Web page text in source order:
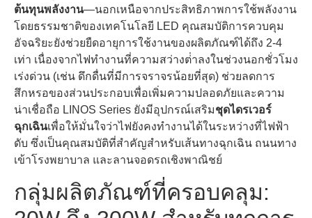
ต้นทุนพลังงาน—นอกเหนือจากประสิทธิภาพการใช้พลังงาน
โดยธรรมชาติของเทคโนโลยี LED คุณสมบัติการควบคุม
อัจฉริยะยังช่วยยืดอายุการใช้งานของผลิตภัณฑ์ได้ถึง 2-4
เท่า เนื่องจากไฟทํางานที่ความสว่างต่ําลงในช่วงนอกชั่วโมง
เร่งด่วน (เช่น ดึกดื่นที่มีการจราจรน้อยที่สุด) ช่วยลดการ
สึกหรอของส่วนประกอบเพื่อเพิ่มความปลอดภัยและความ
น่าเชื่อถือ LINOS Series ยังมีอุปกรณ์เสริมชุดไดรเวอร์
ฉุกเฉินเพื่อให้มั่นใจว่าไฟยังคงทํางานได้ในระหว่างที่ไฟฟ้า
ดับ ซึ่งเป็นคุณสมบัติที่สําคัญสําหรับเส้นทางฉุกเฉิน ถนนทาง
เข้าโรงพยาบาล และลานจอดรถเชิงพาณิชย์
กลุ่มผลิตภัณฑ์ที่ครอบคลุม: